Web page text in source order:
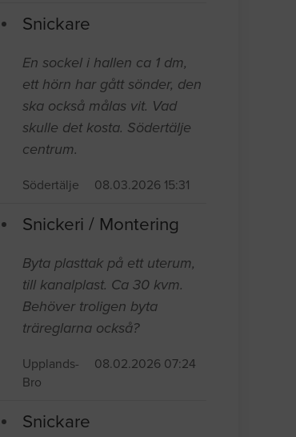
Snickare
En sockel i hallen ca 1 dm,
ett hörn har gått sönder, den
ska också målas vit. Vad
skulle det kosta. Södertälje
centrum.
Södertälje 08.03.2026 15:31
Snickeri / Montering
Byta plasttak på ett uterum,
till kanalplast. Ca 30 kvm.
Behöver troligen byta
träreglarna också?
Upplands-
Bro
08.02.2026 07:24
Snickare